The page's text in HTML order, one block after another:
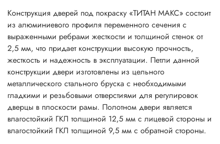
Конструкция дверей под покраску «ТИТАН МАКС» состоит
из алюминиевого профиля переменного сечения с
выраженными ребрами жесткости и толщиной стенок от
2,5 мм, что придает конструкции высокую прочность,
жесткость и надежность в эксплуатации. Петли данной
конструкции двери изготовлены из цельного
металлического стального бруска с необходимыми
гладкими и резьбовыми отверстиями для регулировок
дверцы в плоскости рамы. Полотном двери является
влагостойкий ГКЛ толщиной 12,5 мм с лицевой стороны и
влагостойкий ГКЛ толщиной 9,5 мм с обратной стороны.